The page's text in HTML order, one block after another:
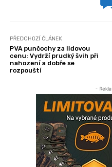
PŘEDCHOZÍ ČLÁNEK
PVA punčochy za lidovou
cenu: Vydrží prudký švih při
nahození a dobře se
rozpouští
-